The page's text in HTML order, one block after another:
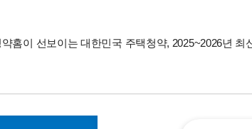
홈이 선보이는 대한민국 주택청약, 2025~2026년 최